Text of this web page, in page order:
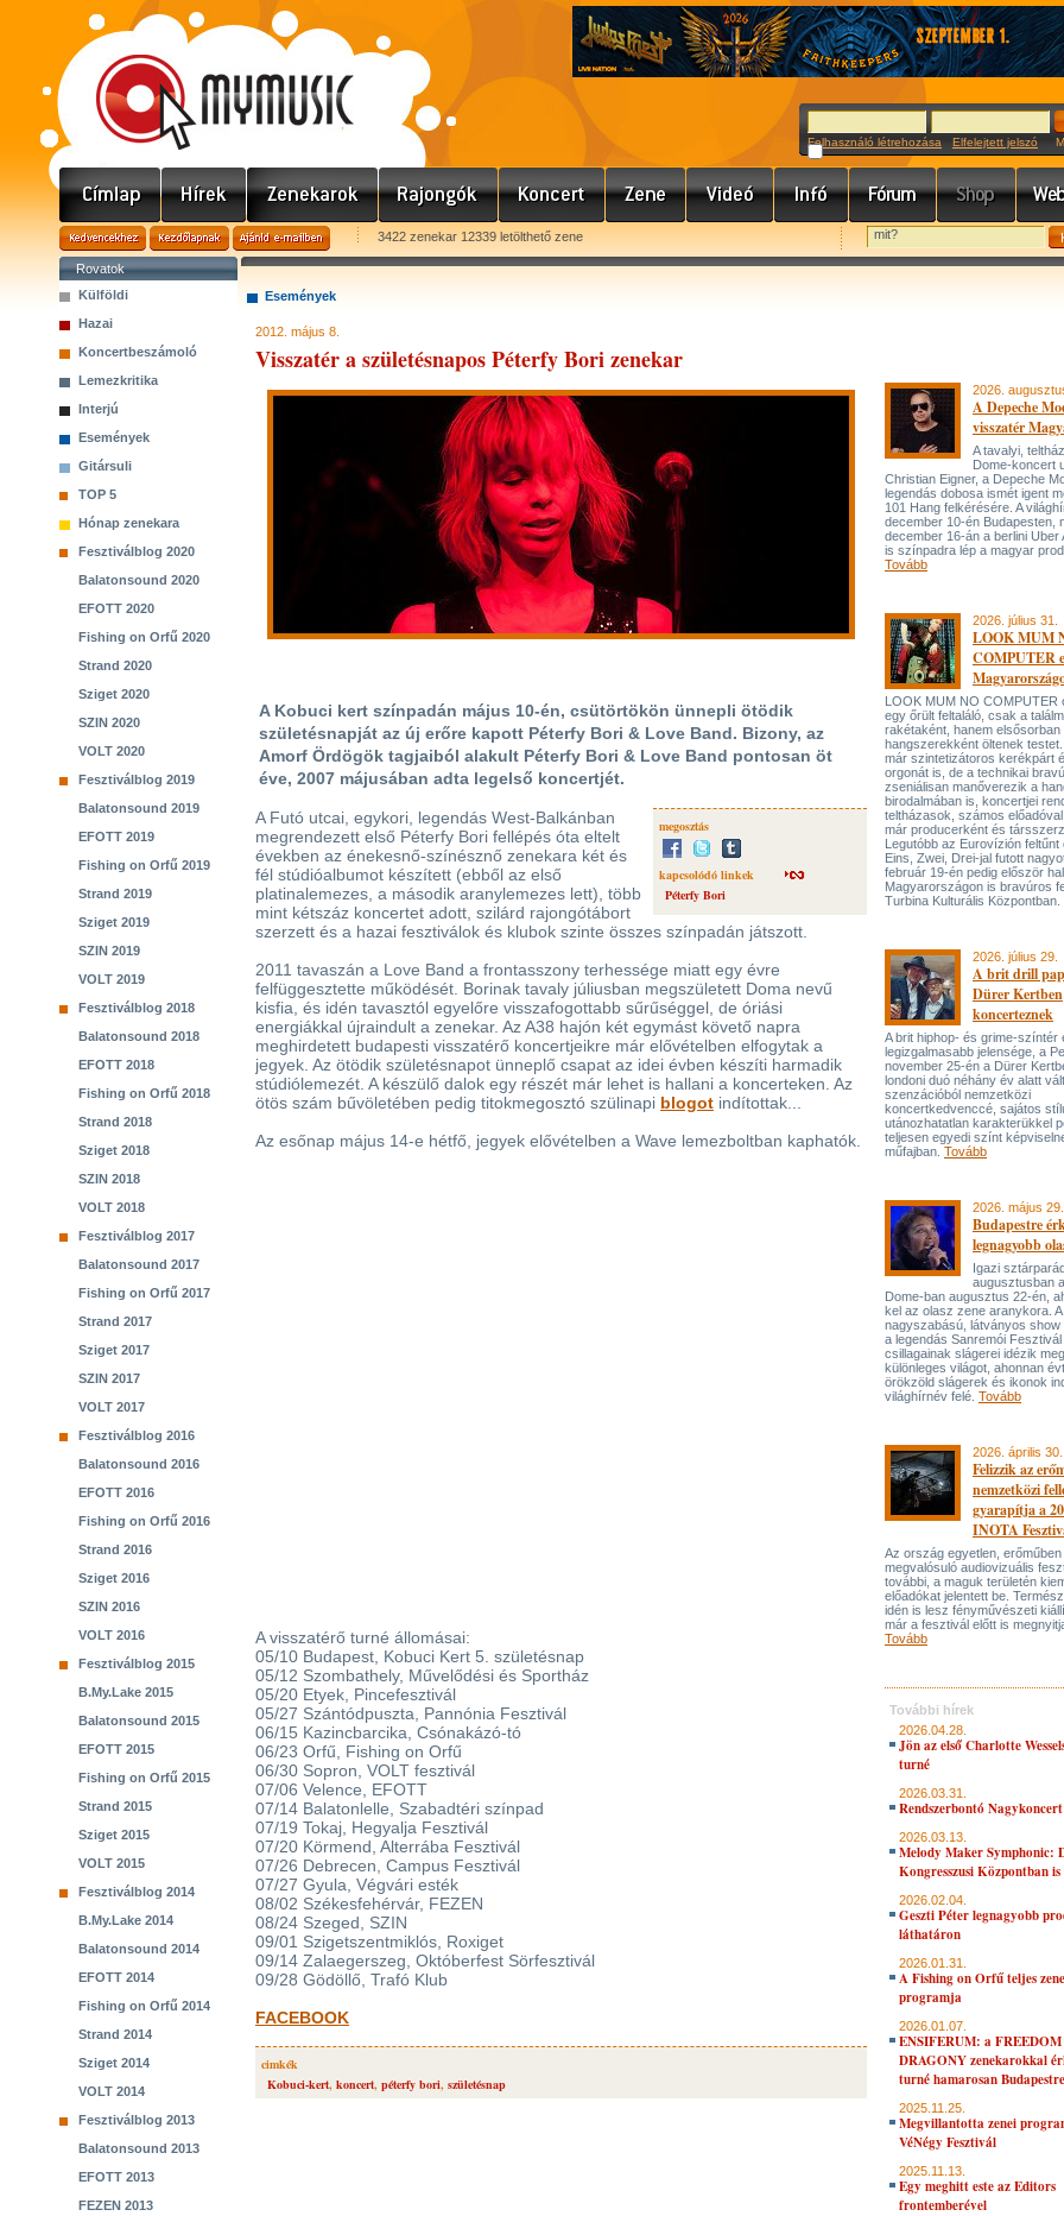
Felhasználó létrehozása Elfelejtett jelszó
3422 zenekar 12339 letölthető zene
Rovatok
Külföldi
Hazai
Koncertbeszámoló
Lemezkritika
Interjú
Események
Gitársuli
TOP 5
Hónap zenekara
Fesztiválblog 2020
Balatonsound 2020
EFOTT 2020
Fishing on Orfű 2020
Strand 2020
Sziget 2020
SZIN 2020
VOLT 2020
Fesztiválblog 2019
Balatonsound 2019
EFOTT 2019
Fishing on Orfű 2019
Strand 2019
Sziget 2019
SZIN 2019
VOLT 2019
Fesztiválblog 2018
Balatonsound 2018
EFOTT 2018
Fishing on Orfű 2018
Strand 2018
Sziget 2018
SZIN 2018
VOLT 2018
Fesztiválblog 2017
Balatonsound 2017
Fishing on Orfű 2017
Strand 2017
Sziget 2017
SZIN 2017
VOLT 2017
Fesztiválblog 2016
Balatonsound 2016
EFOTT 2016
Fishing on Orfű 2016
Strand 2016
Sziget 2016
SZIN 2016
VOLT 2016
Fesztiválblog 2015
B.My.Lake 2015
Balatonsound 2015
EFOTT 2015
Fishing on Orfű 2015
Strand 2015
Sziget 2015
VOLT 2015
Fesztiválblog 2014
B.My.Lake 2014
Balatonsound 2014
EFOTT 2014
Fishing on Orfű 2014
Strand 2014
Sziget 2014
VOLT 2014
Fesztiválblog 2013
Balatonsound 2013
EFOTT 2013
FEZEN 2013
Események
2012. május 8.
Visszatér a születésnapos Péterfy Bori zenekar
A Kobuci kert színpadán május 10-én, csütörtökön ünnepli ötödik
születésnapját az új erőre kapott Péterfy Bori & Love Band. Bizony, az
Amorf Ördögök tagjaiból alakult Péterfy Bori & Love Band pontosan öt
éve, 2007 májusában adta legelső koncertjét.
megosztás
kapcsolódó linkek
Péterfy Bori
A Futó utcai, egykori, legendás West-Balkánban
megrendezett első Péterfy Bori fellépés óta eltelt
években az énekesnő-színésznő zenekara két és
fél stúdióalbumot készített (ebből az első
platinalemezes, a második aranylemezes lett), több
mint kétszáz koncertet adott, szilárd rajongótábort
szerzett és a hazai fesztiválok és klubok szinte összes színpadán játszott.
2011 tavaszán a Love Band a frontasszony terhessége miatt egy évre
felfüggesztette működését. Borinak tavaly júliusban megszületett Doma nevű
kisfia, és idén tavasztól egyelőre visszafogottabb sűrűséggel, de óriási
energiákkal újraindult a zenekar. Az A38 hajón két egymást követő napra
meghirdetett budapesti visszatérő koncertjeikre már elővételben elfogytak a
jegyek. Az ötödik születésnapot ünneplő csapat az idei évben készíti harmadik
stúdiólemezét. A készülő dalok egy részét már lehet is hallani a koncerteken. Az
ötös szám bűvöletében pedig titokmegosztó szülinapi blogot indítottak...
Az esőnap május 14-e hétfő, jegyek elővételben a Wave lemezboltban kaphatók.
A visszatérő turné állomásai:
05/10 Budapest, Kobuci Kert 5. születésnap
05/12 Szombathely, Művelődési és Sportház
05/20 Etyek, Pincefesztivál
05/27 Szántódpuszta, Pannónia Fesztivál
06/15 Kazincbarcika, Csónakázó-tó
06/23 Orfű, Fishing on Orfű
06/30 Sopron, VOLT fesztivál
07/06 Velence, EFOTT
07/14 Balatonlelle, Szabadtéri színpad
07/19 Tokaj, Hegyalja Fesztivál
07/20 Körmend, Alterrába Fesztivál
07/26 Debrecen, Campus Fesztivál
07/27 Gyula, Végvári esték
08/02 Székesfehérvár, FEZEN
08/24 Szeged, SZIN
09/01 Szigetszentmiklós, Roxiget
09/14 Zalaegerszeg, Októberfest Sörfesztivál
09/28 Gödöllő, Trafó Klub
FACEBOOK
cimkék
Kobuci-kert, koncert, péterfy bori, születésnap
2026.
A Depeche
visszatér
A tavalyi,
Dome-koncert
Christian Eigner, a Depeche
legendás dobosa ismét igent
101 Hang felkérésére. A
december 10-én Budapesten,
december 16-án a berlini Uber
is színpadra lép a magyar
Tovább
2026. július 31.
LOOK MUM
COMPUTER
LOOK MUM NO COMPUTER
egy őrült feltaláló, csak a
rakétaként, hanem elsősorban
hangszerekként öltenek
már szintetizátoros kerékpárt
orgonát is, de a technikai
zseniálisan manőverezik a
birodalmában is, koncertjei
teltházasok, számos
már producerként és
Legutóbb az Eurovízión feltűnt
Eins, Zwei, Drei-jal futott
február 19-én pedig először
Magyarországon is bravúros
Turbina Kulturális Központban.
2026. július 29.
A brit drill
Dürer Kertben
koncerteznek
A brit hiphop- és grime-színtér
legizgalmasabb jelensége, a
november 25-én a Dürer
londoni duó néhány év alatt
szenzációból nemzetközi
koncertkedvenccé, sajátos
utánozhatatlan karakterükkel
teljesen egyedi színt
műfajban. Tovább
2026. május 29.
Budapestre
legnagyobb
Igazi
augusztusban
Dome-ban augusztus 22-én,
kel az olasz zene aranykora. A
nagyszabású, látványos show
a legendás Sanremói Fesztivál
csillagainak slágerei idézik
különleges világot, ahonnan
örökzöld slágerek és ikonok
világhírnév felé. Tovább
2026. április 30.
Felizzik az
nemzetközi
gyarapítja a
INOTA
Az ország egyetlen, erőműben
megvalósuló audiovizuális
további, a maguk területén
előadókat jelentett be.
idén is lesz fényművészeti
már a fesztivál előtt is
Tovább
További hírek
2026.04.28.
Jön az első Charlotte
turné
2026.03.31.
Rendszerbontó Nagykoncert
2026.03.13.
Melody Maker Symphonic:
Kongresszusi Központban is
2026.02.04.
Geszti Péter legnagyobb
láthatáron
2026.01.31.
A Fishing on Orfű teljes
programja
2026.01.07.
ENSIFERUM: a
DRAGONY zenekarokkal
turné hamarosan Budapestre
2025.11.25.
Megvillantotta zenei
VéNégy Fesztivál
2025.11.13.
Egy meghitt este az Editors
frontemberével